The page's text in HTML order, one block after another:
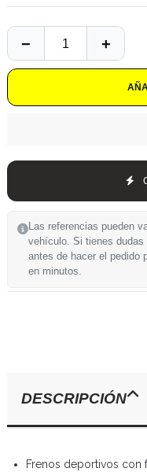
Las referencias pueden
vehículo. Si tienes dudas
antes de hacer el pedido
en minutos.
DESCRIPCIÓN
Frenos deportivos con